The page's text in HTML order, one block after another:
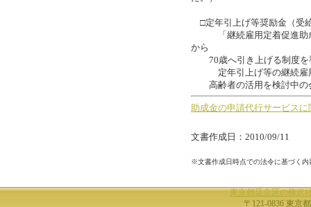
□定年引上げ等奨励金（受
「継続雇用定着促進助成
から
70歳へ引き上げる制度を
定年引上げ等の継続雇用
高齢者の活用を検討中の
助成金の申請代行サービス
文書作成日：2010/09/11
※文書作成日時点での法令に基づく内
東京都足立区の柳沢
〒121-0836 東京